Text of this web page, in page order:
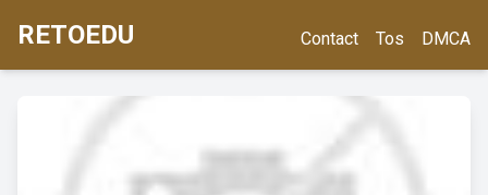
RETOEDU Contact Tos DMCA